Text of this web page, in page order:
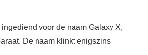
voor de naam Galaxy X,
De naam klinkt enigszins